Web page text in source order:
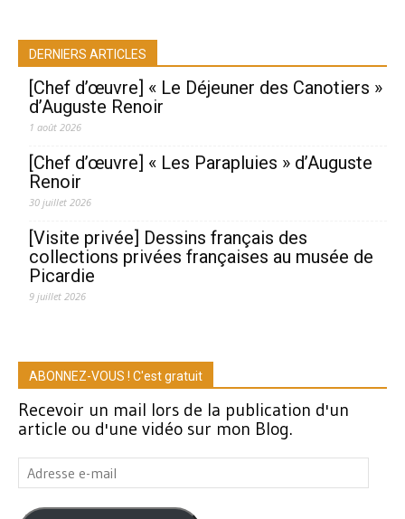
DERNIERS ARTICLES
[Chef d’œuvre] « Le Déjeuner des Canotiers »
d’Auguste Renoir
1 août 2026
[Chef d’œuvre] « Les Parapluies » d’Auguste
Renoir
30 juillet 2026
[Visite privée] Dessins français des
collections privées françaises au musée de
Picardie
9 juillet 2026
ABONNEZ-VOUS ! C'est gratuit
Recevoir un mail lors de la publication d'un
article ou d'une vidéo sur mon Blog.
Adresse
e-
mail